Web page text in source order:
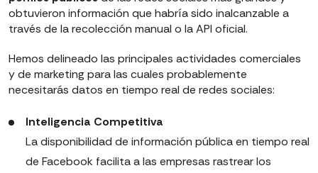
obtuvieron información que habría sido inalcanzable a
través de la recolección manual o la API oficial.
Hemos delineado las principales actividades comerciales
y de marketing para las cuales probablemente
necesitarás datos en tiempo real de redes sociales:
Inteligencia Competitiva
La disponibilidad de información pública en tiempo real
de Facebook facilita a las empresas rastrear los